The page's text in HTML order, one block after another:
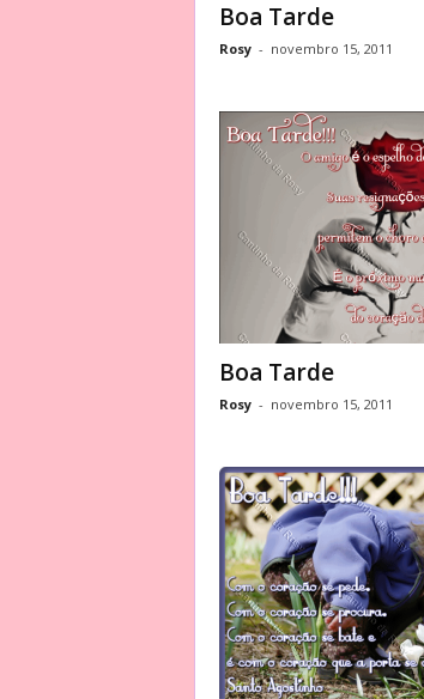
Boa Tarde
Rosy - novembro 15, 2011
Boa Tarde
Rosy - novembro 15, 2011